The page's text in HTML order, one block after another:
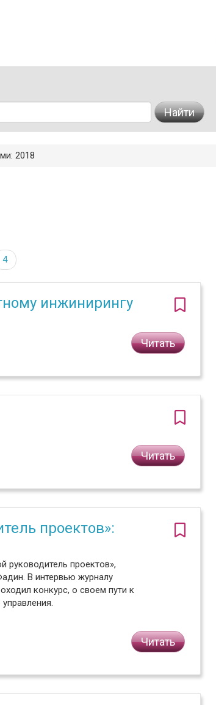
Найти
2018
4
инжинирингу
Читать
Читать
проектов»:
руководитель проектов»,
В интервью журналу
конкурс, о своем пути к
Читать